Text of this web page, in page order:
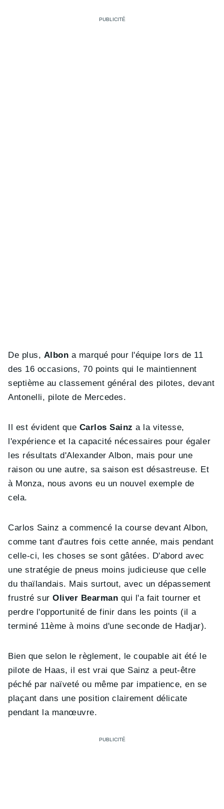
De plus, Albon a marqué pour l'équipe lors de 11
des 16 occasions, 70 points qui le maintiennent
septième au classement général des pilotes, devant
Antonelli, pilote de Mercedes.
Il est évident que Carlos Sainz a la vitesse,
l'expérience et la capacité nécessaires pour égaler
les résultats d'Alexander Albon, mais pour une
raison ou une autre, sa saison est désastreuse. Et
à Monza, nous avons eu un nouvel exemple de
cela.
Carlos Sainz a commencé la course devant Albon,
comme tant d'autres fois cette année, mais pendant
celle-ci, les choses se sont gâtées. D'abord avec
une stratégie de pneus moins judicieuse que celle
du thaïlandais. Mais surtout, avec un dépassement
frustré surOliver Bearman qui l'a fait tourner et
perdre l'opportunité de finir dans les points (il a
terminé 11ème à moins d'une seconde de Hadjar).
Bien que selon le règlement, le coupable ait été le
pilote de Haas, il est vrai que Sainz a peut-être
péché par naïveté ou même par impatience, en se
plaçant dans une position clairement délicate
pendant la manœuvre.